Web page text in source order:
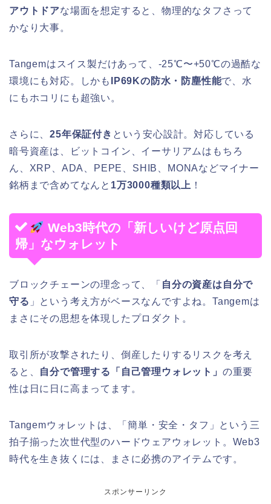
アウトドアな場面を想定すると、物理的なタフさって
かなり大事。
Tangemはスイス製だけあって、-25℃〜+50℃の過酷な
環境にも対応。しかも
IP69Kの防水・防塵性能で、水
にもホコリにも超強い。
さらに、25年保証付き という安心設計。対応している
暗号資産は、ビットコイン、イーサリアムはもちろ
ん、XRP、ADA、PEPE、SHIB、MONAなどマイナー
銘柄まで含めてなんと 1万3000種類以上 ！
Web3時代の「新しいけど原点回
帰」なウォレット
ブロックチェーンの理念って、「 自分の資産は自分で
守る 」という考え方がベースなんですよね。Tangemは
まさにその思想を体現したプロダクト。
取引所が攻撃されたり、倒産したりするリスクを考え
ると、 自分で管理する「自己管理ウォレット」 の重要
性は日に日に高まってます。
Tangemウォレットは、「簡単・安全・タフ」という三
拍子揃った次世代型のハードウェアウォレット。Web3
時代を生き抜くには、まさに必携のアイテムです。
スポンサーリンク